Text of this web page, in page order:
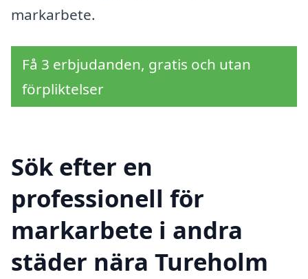
markarbete.
Få 3 erbjudanden, gratis och utan
förpliktelser
Sök efter en
professionell för
markarbete i andra
städer nära Tureholm